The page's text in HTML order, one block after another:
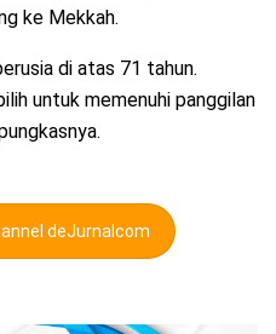
ke Mekkah.
di atas 71 tahun.
untuk memenuhi panggilan
deJurnalcom